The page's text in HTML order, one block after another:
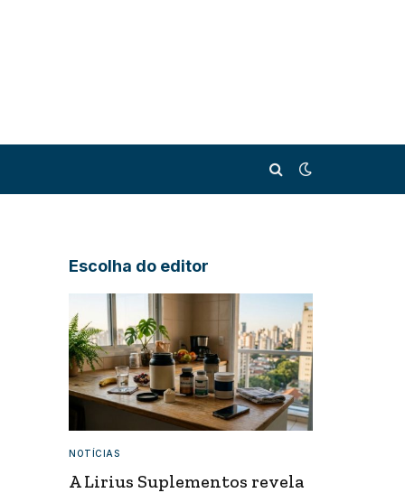
Escolha do editor
NOTÍCIAS
A Lirius Suplementos revela